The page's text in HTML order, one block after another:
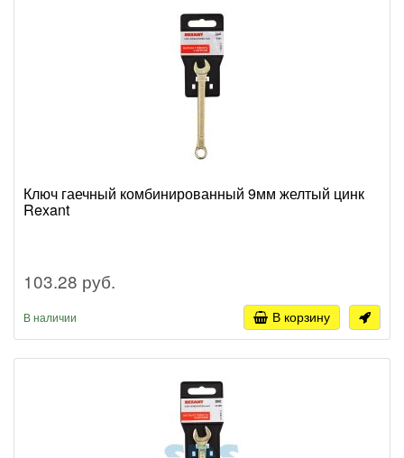
Ключ гаечный комбинированный 9мм желтый цинк
Rexant
103.28 руб.
В наличии В корзину